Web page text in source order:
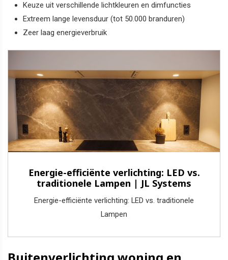
Keuze uit verschillende lichtkleuren en dimfuncties
Extreem lange levensduur (tot 50.000 branduren)
Zeer laag energieverbruik
Energie-efficiënte verlichting: LED vs.
traditionele Lampen | JL Systems
Energie-efficiënte verlichting: LED vs. traditionele
Lampen